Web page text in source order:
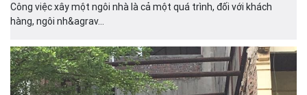
Công việc xây một ngôi nhà là cả một quá trình, đối với khách
hàng, ngôi nh&agrav...